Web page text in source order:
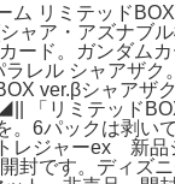
ム リミテッド
ャア・アズナブ
ード。ガンダム
ラレル シャアザク
ver.βシャアザ
「リミテッド
。6パックは剥い
レジャーex 新品
封です。ディズ